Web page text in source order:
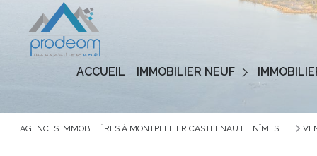
ACCUEIL IMMOBILIER NEUF
Programmes Neufs
AGENCES IMMOBILIÈRES À MONTPELLIER,CASTELNAU ET NÎMES